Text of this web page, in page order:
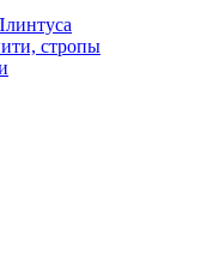
стропы